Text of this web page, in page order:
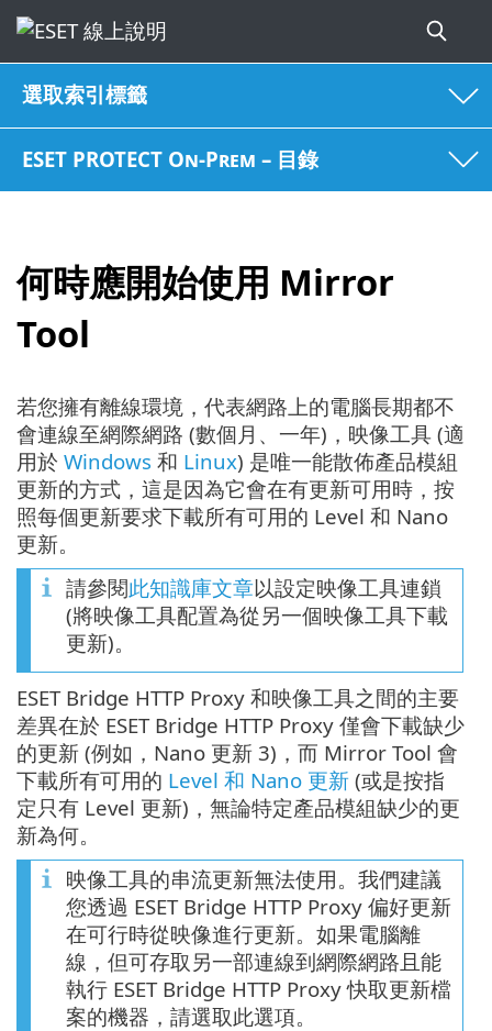
選取索引標籤
ESET PROTECT On-Prem – 目錄
何時應開始使用 Mirror
Tool
若您擁有離線環境，代表網路上的電腦長期都不
會連線至網際網路 (數個月、一年)，映像工具 (適
用於 Windows 和 Linux) 是唯一能散佈產品模組
更新的方式，這是因為它會在有更新可用時，按
照每個更新要求下載所有可用的 Level 和 Nano
更新。
請參閱此知識庫文章以設定映像工具連鎖
(將映像工具配置為從另一個映像工具下載
更新)。
ESET Bridge HTTP Proxy 和映像工具之間的主要
差異在於 ESET Bridge HTTP Proxy 僅會下載缺少
的更新 (例如，Nano 更新 3)，而 Mirror Tool 會
下載所有可用的 Level 和 Nano 更新 (或是按指
定只有 Level 更新)，無論特定產品模組缺少的更
新為何。
映像工具的串流更新無法使用。我們建議
您透過 ESET Bridge HTTP Proxy 偏好更新
在可行時從映像進行更新。如果電腦離
線，但可存取另一部連線到網際網路且能
執行 ESET Bridge HTTP Proxy 快取更新檔
案的機器，請選取此選項。